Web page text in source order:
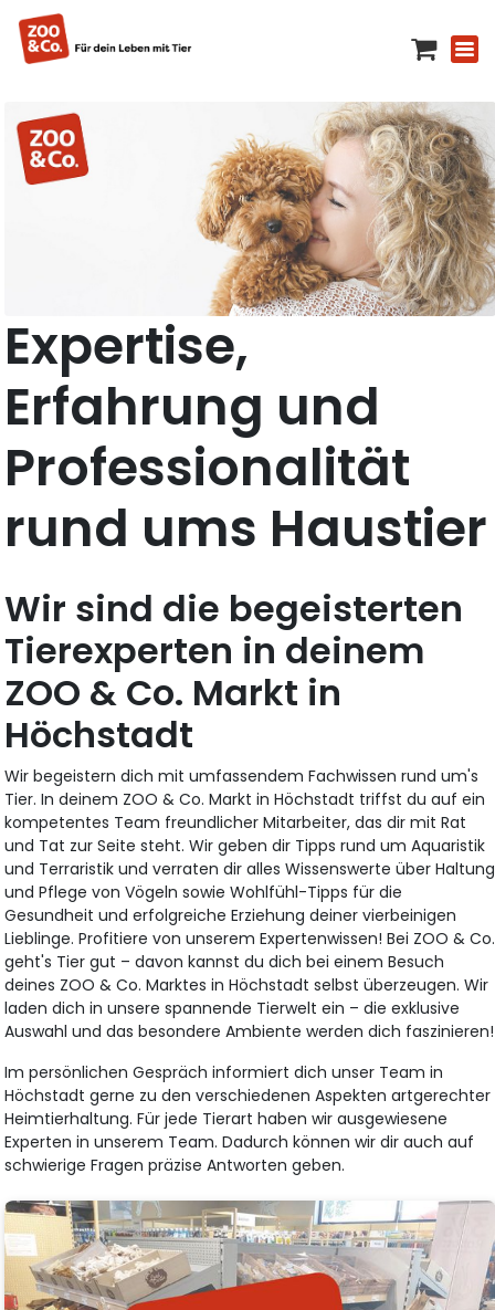
Expertise,
Erfahrung und
Professionalität
rund ums Haustier
Wir sind die begeisterten
Tierexperten in deinem
ZOO & Co. Markt in
Höchstadt
Wir begeistern dich mit umfassendem Fachwissen rund um's
Tier. In deinem ZOO & Co. Markt in Höchstadt triffst du auf ein
kompetentes Team freundlicher Mitarbeiter, das dir mit Rat
und Tat zur Seite steht. Wir geben dir Tipps rund um Aquaristik
und Terraristik und verraten dir alles Wissenswerte über Haltung
und Pflege von Vögeln sowie Wohlfühl-Tipps für die
Gesundheit und erfolgreiche Erziehung deiner vierbeinigen
Lieblinge. Profitiere von unserem Expertenwissen! Bei ZOO & Co.
geht's Tier gut – davon kannst du dich bei einem Besuch
deines ZOO & Co. Marktes in Höchstadt selbst überzeugen. Wir
laden dich in unsere spannende Tierwelt ein – die exklusive
Auswahl und das besondere Ambiente werden dich faszinieren!
Im persönlichen Gespräch informiert dich unser Team in
Höchstadt gerne zu den verschiedenen Aspekten artgerechter
Heimtierhaltung. Für jede Tierart haben wir ausgewiesene
Experten in unserem Team. Dadurch können wir dir auch auf
schwierige Fragen präzise Antworten geben.